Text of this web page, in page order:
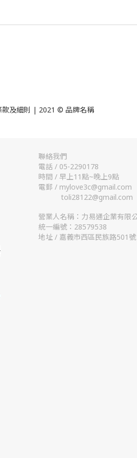
款及細則 | 2021 © 品牌名稱
聯絡我們
電話 / 05-2290178
時間 / 早上11點~晚上9點
電郵 / mylove3c@gmail.com
toli28122@gmail.com
營業人名稱：力易通企業有限
統一編號：28579538
地址 / 嘉義市西區民族路501號